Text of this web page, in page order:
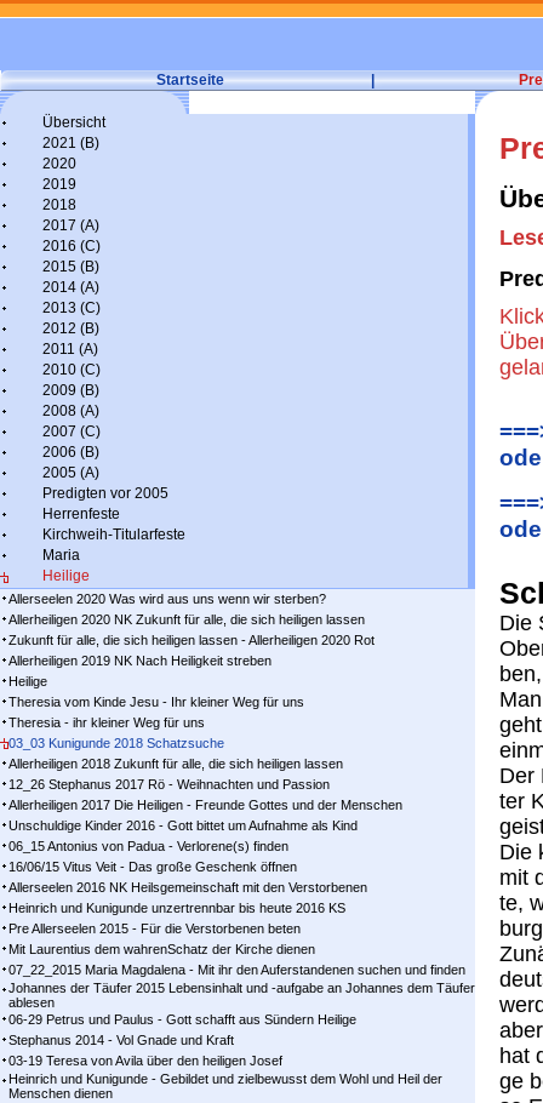
Startseite |
Übersicht
2021 (B)
2020
2019
2018
2017 (A)
2016 (C)
2015 (B)
2014 (A)
2013 (C)
2012 (B)
2011 (A)
2010 (C)
2009 (B)
2008 (A)
2007 (C)
2006 (B)
2005 (A)
Predigten vor 2005
Herrenfeste
Kirchweih-Titularfeste
Maria
Heilige
Allerseelen 2020 Was wird aus uns wenn wir sterben?
Allerheiligen 2020 NK Zukunft für alle, die sich heiligen lassen
Zukunft für alle, die sich heiligen lassen - Allerheiligen 2020 Rot
Allerheiligen 2019 NK Nach Heiligkeit streben
Heilige
Theresia vom Kinde Jesu - Ihr kleiner Weg für uns
Theresia - ihr kleiner Weg für uns
03_03 Kunigunde 2018 Schatzsuche
Allerheiligen 2018 Zukunft für alle, die sich heiligen lassen
12_26 Stephanus 2017 Rö - Weihnachten und Passion
Allerheiligen 2017 Die Heiligen - Freunde Gottes und der Menschen
Unschuldige Kinder 2016 - Gott bittet um Aufnahme als Kind
06_15 Antonius von Padua - Verlorene(s) finden
16/06/15 Vitus Veit - Das große Geschenk öffnen
Allerseelen 2016 NK Heilsgemeinschaft mit den Verstorbenen
Heinrich und Kunigunde unzertrennbar bis heute 2016 KS
Pre Allerseelen 2015 - Für die Verstorbenen beten
Mit Laurentius dem wahrenSchatz der Kirche dienen
07_22_2015 Maria Magdalena - Mit ihr den Auferstandenen suchen und finden
Johannes der Täufer 2015 Lebensinhalt und -aufgabe an Johannes dem Täufer
ablesen
06-29 Petrus und Paulus - Gott schafft aus Sündern Heilige
Stephanus 2014 - Vol Gnade und Kraft
03-19 Teresa von Avila über den heiligen Josef
Heinrich und Kunigunde - Gebildet und zielbewusst dem Wohl und Heil der
Menschen dienen
Die
Der
ter
Die
mit
te,
hat
ge